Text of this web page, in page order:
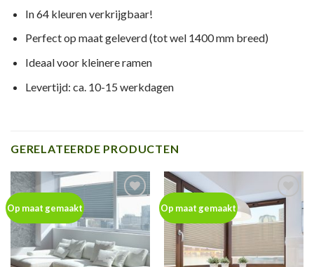
In 64 kleuren verkrijgbaar!
Perfect op maat geleverd (tot wel 1400 mm breed)
Ideaal voor kleinere ramen
Levertijd: ca. 10-15 werkdagen
GERELATEERDE PRODUCTEN
Op maat gemaakt
Toevoegen
aan
wenslijst
Op maat gemaakt
Toevoegen
aan
wenslijst